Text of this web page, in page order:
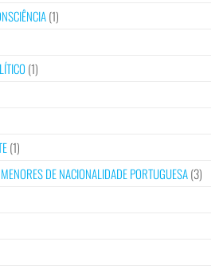
(1)
(1)
(1)
DE NACIONALIDADE PORTUGUESA(3)